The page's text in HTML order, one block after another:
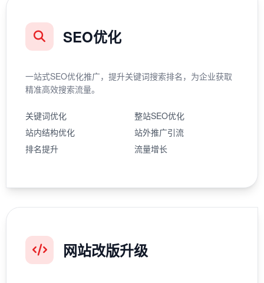
SEO优化
一站式SEO优化推广，提升关键词搜索排名，为企业获取
精准高效搜索流量。
关键词优化
整站SEO优化
站内结构优化
站外推广引流
排名提升
流量增长
网站改版升级